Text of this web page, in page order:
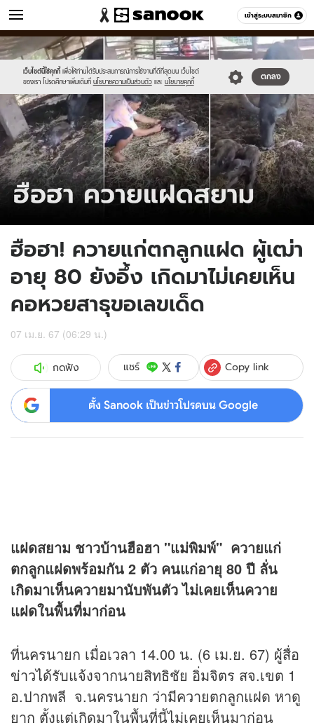
เข้าสู่ระบบสมาชิก
ข่าว หมวดอื่นๆ
เว็บไซต์นี้ใช้คุกกี้ เพื่อให้ท่านได้รับประสบการณ์การใช้งานที่ดีที่สุดบน เว็บไซต์
ของเรา โปรดศึกษาเพิ่มเติมที่ นโยบายความเป็นส่วนตัว และ นโยบายคุกกี้
ตกลง
Sanook
//s.isanook.com/sr/0/images/logo-
new-
sanook.png
600
60
//s.isanook.com/ns/0/ud/1863/9315546/tagline-
template-
update-
april.jpg
ฮือฮา! ควายแก่ตกลูกแฝด ผู้เฒ่า
อายุ 80 ยังอึ้ง เกิดมาไม่เคยเห็น
คอหวยสาธุขอเลขเด็ด
07 เม.ย. 67 (06:29 น.)
กดฟัง แชร์ Copy link
ตั้ง Sanook เป็นข่าวโปรดบน Google
แฝดสยาม ชาวบ้านฮือฮา "แม่พิมพ์" ควายแก่
ตกลูกแฝดพร้อมกัน 2 ตัว คนแก่อายุ 80 ปี ลั่น
เกิดมาเห็นควายมานับพันตัว ไม่เคยเห็นควาย
แฝดในพื้นที่มาก่อน
ที่นครนายก เมื่อเวลา 14.00 น. (6 เม.ย. 67) ผู้สื่อ
ข่าวได้รับแจ้งจากนายสิทธิชัย อิ่มจิตร สจ.เขต 1
อ.ปากพลี จ.นครนายก ว่ามีควายตกลูกแฝด หาดู
ยาก ตั้งแต่เกิดมาในพื้นที่นี้ไม่เคยเห็นมาก่อน